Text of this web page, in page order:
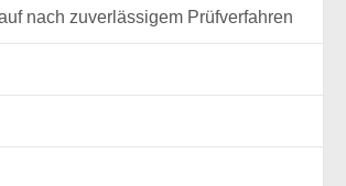
nach zuverlässigem Prüfverfahren